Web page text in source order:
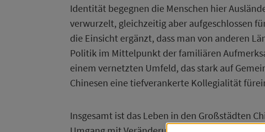
Identität begegnen die Menschen hier
verwurzelt, gleichzeitig aber aufgeschlossen
die Einsicht ergänzt, dass man von anderen
Politik im Mittelpunkt der familiären
einem vernetzten Umfeld, das stark auf
Chinesen eine tiefverankerte Kollegialität
Insgesamt ist das Leben in den Großstädten